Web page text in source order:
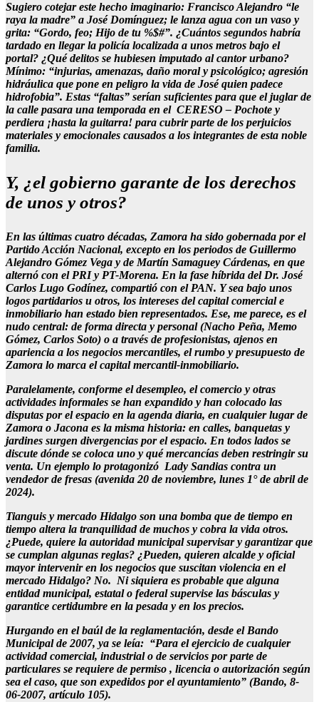
Sugiero cotejar este hecho imaginario: Francisco Alejandro “le
raya la madre” a José Domínguez; le lanza agua con un vaso y
grita: “Gordo, feo; Hijo de tu %$#”. ¿Cuántos segundos habría
tardado en llegar la policía localizada a unos metros bajo el
portal? ¿Qué delitos se hubiesen imputado al cantor urbano?
Mínimo: “injurias, amenazas, daño moral y psicológico; agresión
hidráulica que pone en peligro la vida de José quien padece
hidrofobia”. Estas “faltas” serían suficientes para que el juglar de
la calle pasara una temporada en el CERESO – Pochote y
perdiera ¡hasta la guitarra! para cubrir parte de los perjuicios
materiales y emocionales causados a los integrantes de esta noble
familia.
Y, ¿el gobierno garante de los derechos
de unos y otros?
En las últimas cuatro décadas, Zamora ha sido gobernada por el
Partido Acción Nacional, excepto en los periodos de Guillermo
Alejandro Gómez Vega y de Martín Samaguey Cárdenas, en que
alternó con el PRI y PT-Morena. En la fase híbrida del Dr. José
Carlos Lugo Godínez, compartió con el PAN. Y sea bajo unos
logos partidarios u otros, los intereses del capital comercial e
inmobiliario han estado bien representados. Ese, me parece, es el
nudo central: de forma directa y personal (Nacho Peña, Memo
Gómez, Carlos Soto) o a través de profesionistas, ajenos en
apariencia a los negocios mercantiles, el rumbo y presupuesto de
Zamora lo marca el capital mercantil-inmobiliario.
Paralelamente, conforme el desempleo, el comercio y otras
actividades informales se han expandido y han colocado las
disputas por el espacio en la agenda diaria, en cualquier lugar de
Zamora o Jacona es la misma historia: en calles, banquetas y
jardines surgen divergencias por el espacio. En todos lados se
discute dónde se coloca uno y qué mercancías deben restringir su
venta. Un ejemplo lo protagonizó Lady Sandias contra un
vendedor de fresas (avenida 20 de noviembre, lunes 1° de abril de
2024).
Tianguis y mercado Hidalgo son una bomba que de tiempo en
tiempo altera la tranquilidad de muchos y cobra la vida otros.
¿Puede, quiere la autoridad municipal supervisar y garantizar que
se cumplan algunas reglas? ¿Pueden, quieren alcalde y oficial
mayor intervenir en los negocios que suscitan violencia en el
mercado Hidalgo? No. Ni siquiera es probable que alguna
entidad municipal, estatal o federal supervise las básculas y
garantice certidumbre en la pesada y en los precios.
Hurgando en el baúl de la reglamentación, desde el Bando
Municipal de 2007, ya se leía: “Para el ejercicio de cualquier
actividad comercial, industrial o de servicios por parte de
particulares se requiere de permiso , licencia o autorización según
sea el caso, que son expedidos por el ayuntamiento” (Bando, 8-
06-2007, artículo 105).